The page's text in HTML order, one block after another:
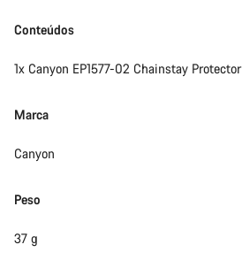
Conteúdos
1x Canyon EP1577-02 Chainstay Protector
Marca
Canyon
Peso
37 g